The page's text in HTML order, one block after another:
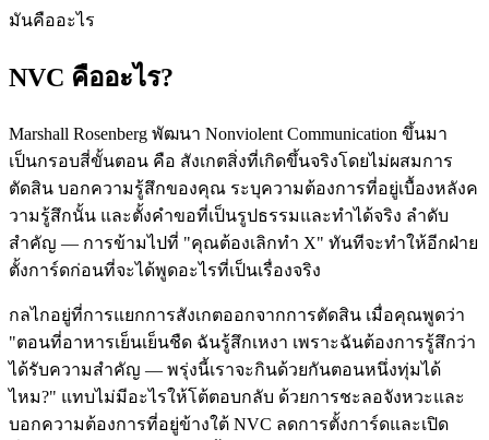
มันคืออะไร
NVC คืออะไร?
Marshall Rosenberg พัฒนา Nonviolent Communication ขึ้นมา
เป็นกรอบสี่ขั้นตอน คือ สังเกตสิ่งที่เกิดขึ้นจริงโดยไม่ผสมการ
ตัดสิน บอกความรู้สึกของคุณ ระบุความต้องการที่อยู่เบื้องหลังค
วามรู้สึกนั้น และตั้งคำขอที่เป็นรูปธรรมและทำได้จริง ลำดับ
สำคัญ — การข้ามไปที่ "คุณต้องเลิกทำ X" ทันทีจะทำให้อีกฝ่าย
ตั้งการ์ดก่อนที่จะได้พูดอะไรที่เป็นเรื่องจริง
กลไกอยู่ที่การแยกการสังเกตออกจากการตัดสิน เมื่อคุณพูดว่า
"ตอนที่อาหารเย็นเย็นชืด ฉันรู้สึกเหงา เพราะฉันต้องการรู้สึกว่า
ได้รับความสำคัญ — พรุ่งนี้เราจะกินด้วยกันตอนหนึ่งทุ่มได้
ไหม?" แทบไม่มีอะไรให้โต้ตอบกลับ ด้วยการชะลอจังหวะและ
บอกความต้องการที่อยู่ข้างใต้ NVC ลดการตั้งการ์ดและเปิด